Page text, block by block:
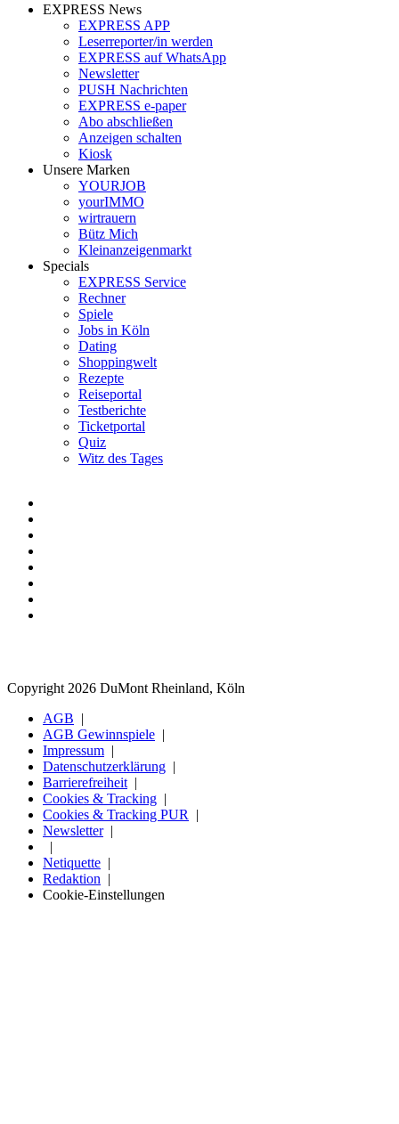
EXPRESS News
EXPRESS APP
Leserreporter/in werden
EXPRESS auf WhatsApp
Newsletter
PUSH Nachrichten
EXPRESS e-paper
Abo abschließen
Anzeigen schalten
Kiosk
Unsere Marken
YOURJOB
yourIMMO
wirtrauern
Bütz Mich
Kleinanzeigenmarkt
Specials
EXPRESS Service
Rechner
Spiele
Jobs in Köln
Dating
Shoppingwelt
Rezepte
Reiseportal
Testberichte
Ticketportal
Quiz
Witz des Tages
Copyright 2026 DuMont Rheinland, Köln
AGB
AGB Gewinnspiele
Impressum
Datenschutzerklärung
Barrierefreiheit
Cookies & Tracking
Cookies & Tracking PUR
Newsletter
Netiquette
Redaktion
Cookie-Einstellungen